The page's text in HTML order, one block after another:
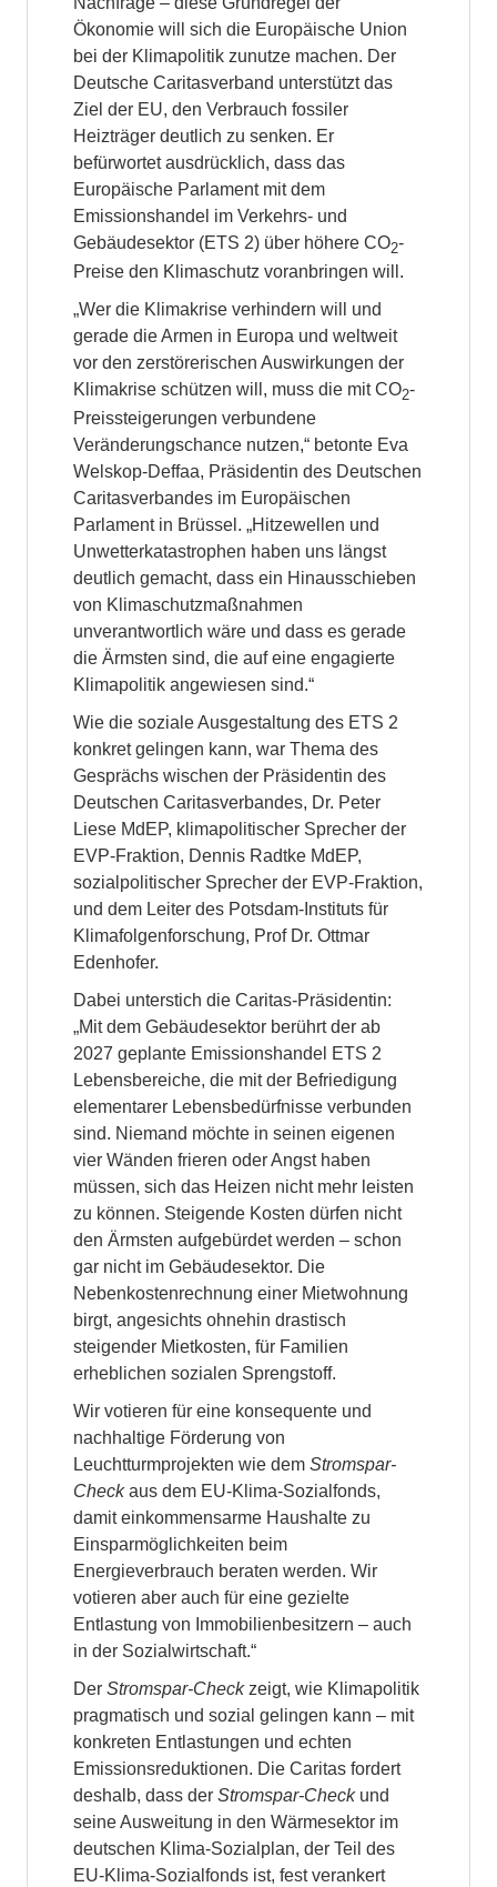
Ökonomie will sich die Europäische Union
bei der Klimapolitik zunutze machen. Der
Deutsche Caritasverband unterstützt das
Ziel der EU, den Verbrauch fossiler
Heizträger deutlich zu senken. Er
befürwortet ausdrücklich, dass das
Europäische Parlament mit dem
Emissionshandel im Verkehrs- und
Gebäudesektor (ETS 2) über höhere CO2-
Preise den Klimaschutz voranbringen will.
„Wer die Klimakrise verhindern will und
gerade die Armen in Europa und weltweit
vor den zerstörerischen Auswirkungen der
Klimakrise schützen will, muss die mit CO2-
Preissteigerungen verbundene
Veränderungschance nutzen,“ betonte Eva
Welskop-Deffaa, Präsidentin des Deutschen
Caritasverbandes im Europäischen
Parlament in Brüssel. „Hitzewellen und
Unwetterkatastrophen haben uns längst
deutlich gemacht, dass ein Hinausschieben
von Klimaschutzmaßnahmen
unverantwortlich wäre und dass es gerade
die Ärmsten sind, die auf eine engagierte
Klimapolitik angewiesen sind.“
Wie die soziale Ausgestaltung des ETS 2
konkret gelingen kann, war Thema des
Gesprächs wischen der Präsidentin des
Deutschen Caritasverbandes, Dr. Peter
Liese MdEP, klimapolitischer Sprecher der
EVP-Fraktion, Dennis Radtke MdEP,
sozialpolitischer Sprecher der EVP-Fraktion,
und dem Leiter des Potsdam-Instituts für
Klimafolgenforschung, Prof Dr. Ottmar
Edenhofer.
Dabei unterstich die Caritas-Präsidentin:
„Mit dem Gebäudesektor berührt der ab
2027 geplante Emissionshandel ETS 2
Lebensbereiche, die mit der Befriedigung
elementarer Lebensbedürfnisse verbunden
sind. Niemand möchte in seinen eigenen
vier Wänden frieren oder Angst haben
müssen, sich das Heizen nicht mehr leisten
zu können. Steigende Kosten dürfen nicht
den Ärmsten aufgebürdet werden – schon
gar nicht im Gebäudesektor. Die
Nebenkostenrechnung einer Mietwohnung
birgt, angesichts ohnehin drastisch
steigender Mietkosten, für Familien
erheblichen sozialen Sprengstoff.
Wir votieren für eine konsequente und
nachhaltige Förderung von
Leuchtturmprojekten wie dem Stromspar-
Checkaus dem EU-Klima-Sozialfonds,
damit einkommensarme Haushalte zu
Einsparmöglichkeiten beim
Energieverbrauch beraten werden. Wir
votieren aber auch für eine gezielte
Entlastung von Immobilienbesitzern – auch
in der Sozialwirtschaft.“
Der Stromspar-Checkzeigt, wie Klimapolitik
pragmatisch und sozial gelingen kann – mit
konkreten Entlastungen und echten
Emissionsreduktionen. Die Caritas fordert
deshalb, dass der Stromspar-Checkund
seine Ausweitung in den Wärmesektor im
deutschen Klima-Sozialplan, der Teil des
EU-Klima-Sozialfonds ist, fest verankert